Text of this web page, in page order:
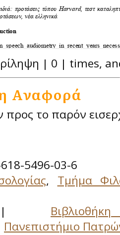
| 0 | times,
Αναφορά
το παρόν
5496-03-6
, Τμήμα
Πανεπιστήμιο